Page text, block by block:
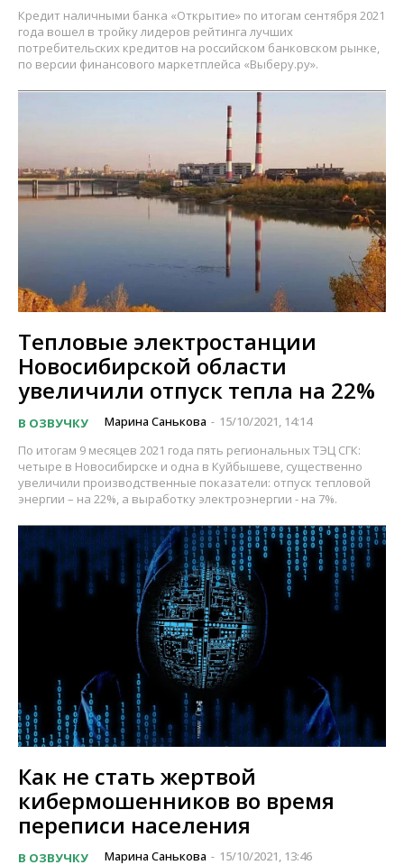
Кредит наличными банка «Открытие» по итогам сентября 2021
года вошел в тройку лидеров рейтинга лучших
потребительских кредитов на российском банковском рынке,
по версии финансового маркетплейса «Выберу.ру».
Тепловые электростанции
Новосибирской области
увеличили отпуск тепла на 22%
В ОЗВУЧКУ Марина Санькова - 15/10/2021, 14:14
По итогам 9 месяцев 2021 года пять региональных ТЭЦ СГК:
четыре в Новосибирске и одна в Куйбышеве, существенно
увеличили производственные показатели: отпуск тепловой
энергии – на 22%, а выработку электроэнергии - на 7%.
Как не стать жертвой
кибермошенников во время
переписи населения
В ОЗВУЧКУ Марина Санькова - 15/10/2021, 13:46